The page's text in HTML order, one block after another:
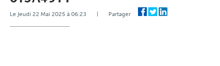
Le Jeudi 22 Mai 2025 à 06:23 | Partager